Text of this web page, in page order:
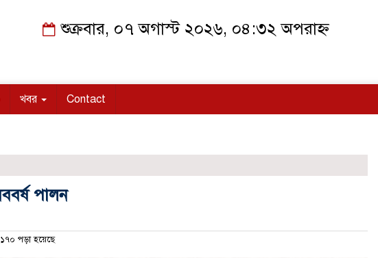
শুক্রবার, ০৭ অগাস্ট ২০২৬, ০৪:৩২ অপরাহ্ন
খবর Contact
পালন
পড়া হয়েছে